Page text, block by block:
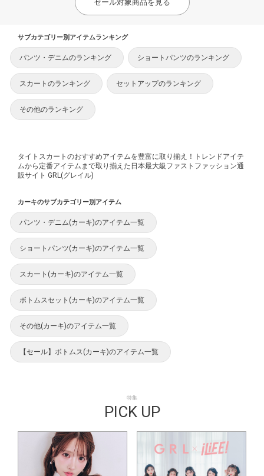
セール対象商品を見る
サブカテゴリー別アイテムランキング
パンツ・デニムのランキング ショートパンツのランキング
スカートのランキング セットアップのランキング
その他のランキング
タイトスカートのおすすめアイテムを豊富に取り揃え！トレンドアイテ
ムから定番アイテムまで取り揃えた日本最大級ファストファッション通
販サイト GRL(グレイル)
カーキのサブカテゴリー別アイテム
パンツ・デニム(カーキ)のアイテム一覧
ショートパンツ(カーキ)のアイテム一覧
スカート(カーキ)のアイテム一覧
ボトムスセット(カーキ)のアイテム一覧
その他(カーキ)のアイテム一覧
【セール】ボトムス(カーキ)のアイテム一覧
特集
PICK UP